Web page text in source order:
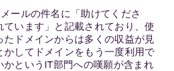
ールの件名に「助けてくださ
ています」と記載されており、使
たドメインからは多くの収益が見
かしてドメインをもう一度利用で
かというIT部門への嘆願が含まれ